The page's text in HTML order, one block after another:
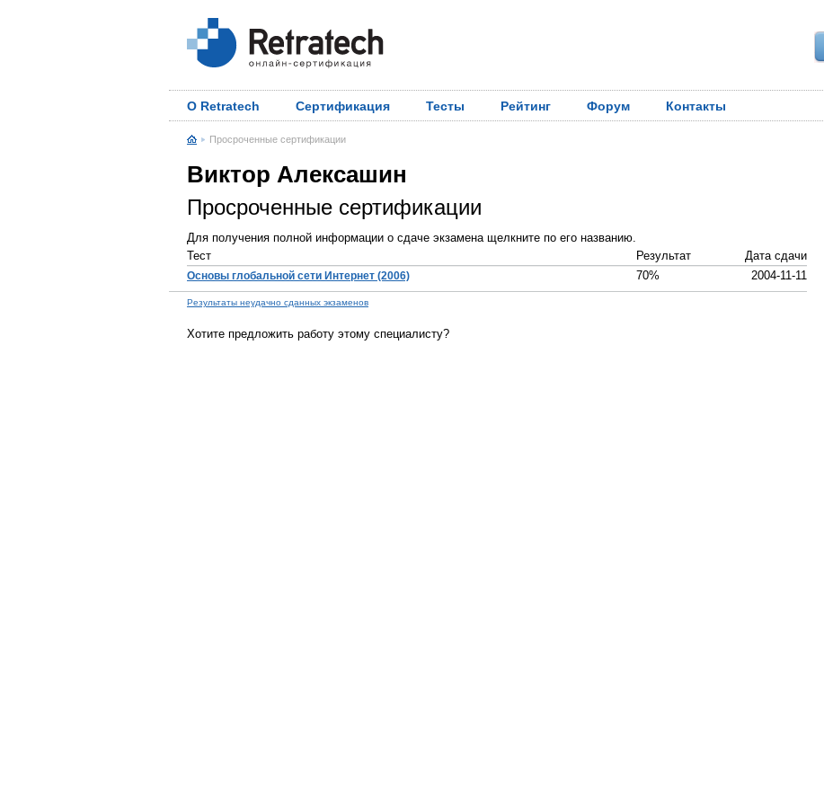
О Retratech Сертификация Тесты Рейтинг Форум Контакты
Просроченные сертификации
Виктор Алексашин
Просроченные сертификации
Для получения полной информации о сдаче экзамена щелкните по его названию.
Тест
Результат Дата сдачи
Основы глобальной сети Интернет (2006) 70% 2004-11-11
Результаты неудачно сданных экзаменов
Хотите предложить работу этому специалисту?